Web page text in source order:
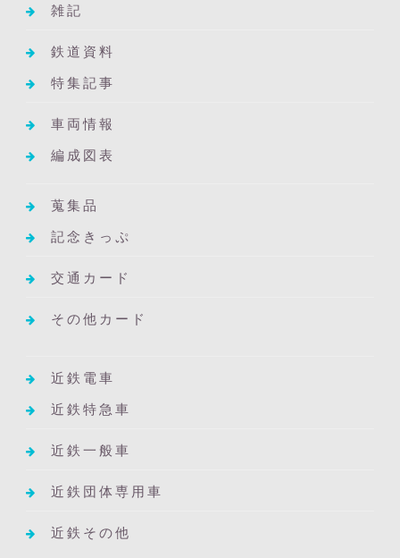
雑記
鉄道資料
特集記事
車両情報
編成図表
蒐集品
記念きっぷ
交通カード
その他カード
近鉄電車
近鉄特急車
近鉄一般車
近鉄団体専用車
近鉄その他